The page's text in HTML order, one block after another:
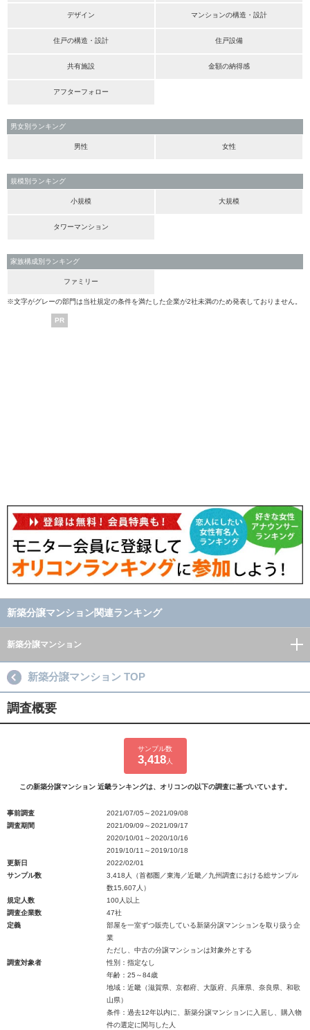
デザイン マンションの構造・設計
住戸の構造・設計 住戸設備
共有施設 金額の納得感
アフターフォロー
男女別ランキング
男性 女性
規模別ランキング
小規模 大規模
タワーマンション
家族構成別ランキング
ファミリー
※文字がグレーの部門は当社規定の条件を満たした企業が2社未満のため発表しておりません。
PR
新築分譲マンション関連ランキング
新築分譲マンション
新築分譲マンション TOP
調査概要
サンプル数
3,418人
この新築分譲マンション 近畿ランキングは、オリコンの以下の調査に基づいています。
事前調査
2021/07/05～2021/09/08
調査期間
2021/09/09～2021/09/17
2020/10/01～2020/10/16
2019/10/11～2019/10/18
更新日
2022/02/01
サンプル数
3,418人（首都圏／東海／近畿／九州調査における総サンプル
数15,607人）
規定人数
100人以上
調査企業数
47社
定義
部屋を一室ずつ販売している新築分譲マンションを取り扱う企
業
ただし、中古の分譲マンションは対象外とする
調査対象者
性別：指定なし
年齢：25～84歳
地域：近畿（滋賀県、京都府、大阪府、兵庫県、奈良県、和歌
山県）
条件：過去12年以内に、新築分譲マンションに入居し、購入物
件の選定に関与した人